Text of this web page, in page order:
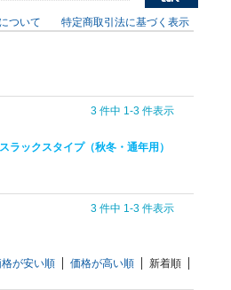
ついて 特定商取引法に基づく表示
3 件中 1-3 件表示
スラックスタイプ（秋冬・通年用）
3 件中 1-3 件表示
が安い順 価格が高い順 新着順